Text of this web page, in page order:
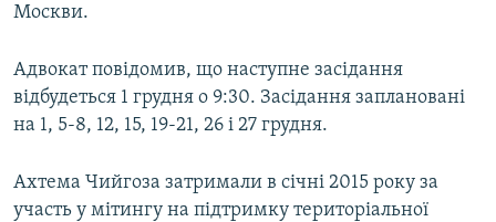
Москви.
Адвокат повідомив, що наступне засідання
відбудеться 1 грудня о 9:30. Засідання заплановані
на 1, 5-8, 12, 15, 19-21, 26 і 27 грудня.
Ахтема Чийгоза затримали в січні 2015 року за
участь у мітингу на підтримку територіальної